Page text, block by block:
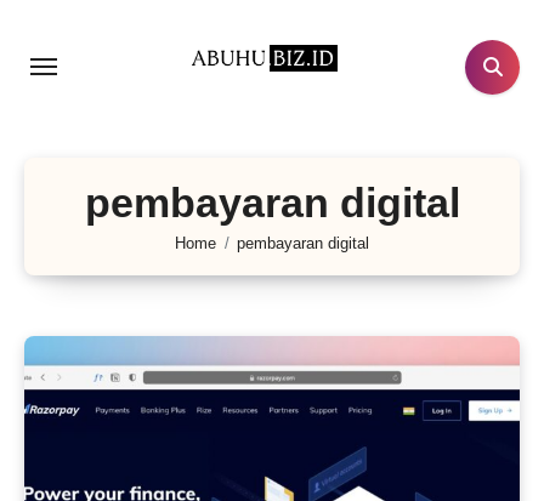
pembayaran digital
Home pembayaran digital